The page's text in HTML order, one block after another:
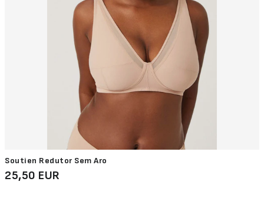
Soutien Redutor Sem Aro
25,50 EUR